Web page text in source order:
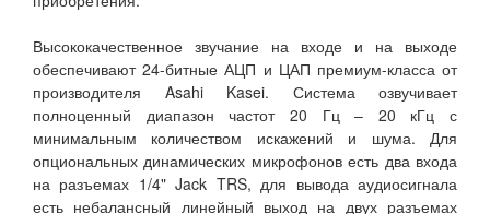
Высококачественное звучание на входе и на выходе
обеспечивают 24-битные АЦП и ЦАП премиум-класса от
производителя Asahi Kasei. Система озвучивает
полноценный диапазон частот 20 Гц – 20 кГц с
минимальным количеством искажений и шума. Для
опциональных динамических микрофонов есть два входа
на разъемах 1/4" Jack TRS, для вывода аудиосигнала
есть небалансный линейный выход на двух разъемах